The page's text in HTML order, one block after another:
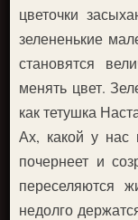
цветочки
зелененькие
становятся
менять цвет.
как тетушка
Ах, какой у нас
почернеет и
переселяются
недолго